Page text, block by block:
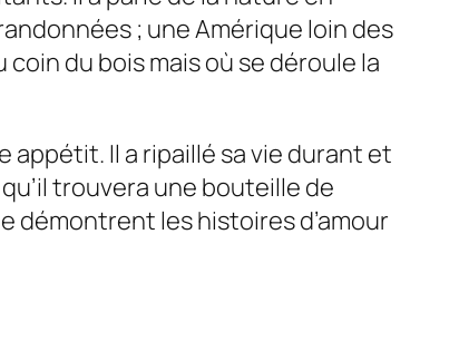
; une Amérique loin des
du bois mais où se déroule la
Il a ripaillé sa vie durant et
trouvera une bouteille de
démontrent les histoires d’amour